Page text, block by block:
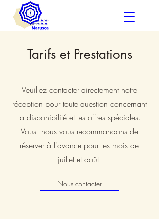
Tarifs et Prestations
Veuillez contacter directement notre
réception pour toute question concernant
la disponibilité et les offres spéciales.
Vous nous vous recommandons de
réserver à l'avance pour les mois de
juillet et août.
Nous contacter